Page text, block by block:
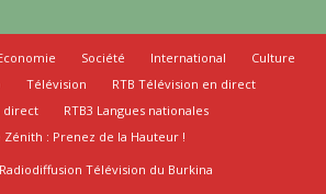
Société International
Culture
Télévision
RTB Télévision en direct
direct
RTB3 Langues nationales
Zénith : Prenez de la Hauteur !
Télévision du Burkina